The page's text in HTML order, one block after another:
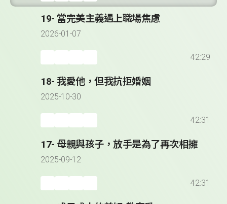
19- 當完美主義遇上職場焦慮
2026-01-07
42:29
18- 我愛他，但我抗拒婚姻
2025-10-30
42:31
17- 母親與孩子，放手是為了再次相擁
2025-09-12
42:31